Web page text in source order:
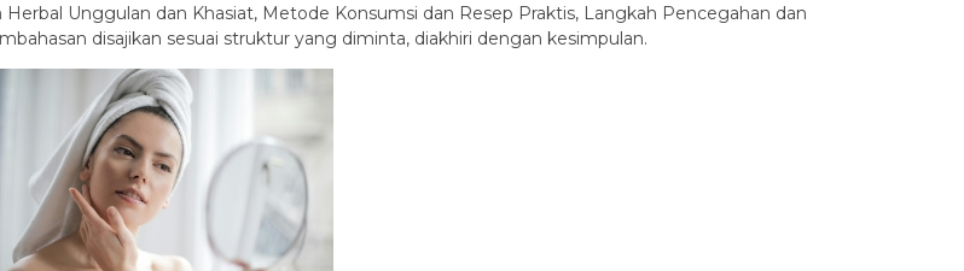
Unggulan dan Khasiat, Metode Konsumsi dan Resep Praktis, Langkah Pencegahan dan
disajikan sesuai struktur yang diminta, diakhiri dengan kesimpulan.